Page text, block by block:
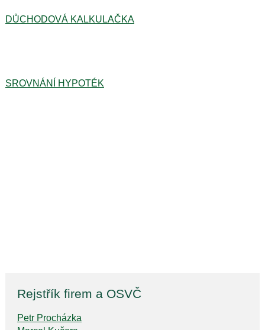
DŮCHODOVÁ KALKULAČKA
SROVNÁNÍ HYPOTÉK
Rejstřík firem a OSVČ
Petr Procházka